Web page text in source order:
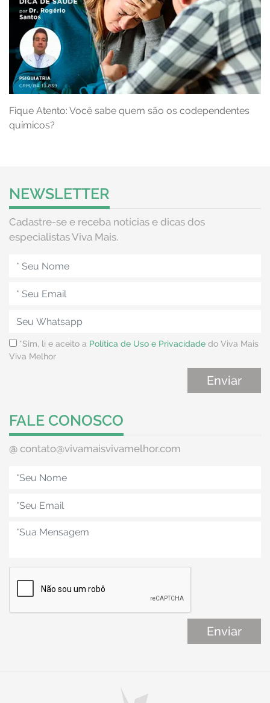
Fique Atento: Você sabe quem são os codependentes
químicos?
NEWSLETTER
Cadastre-se e receba notícias e dicas dos
especialistas Viva Mais.
*Sim, li e aceito a Política de Uso e Privacidade do Viva Mais
Viva Melhor
FALE CONOSCO
@ contato@vivamaisvivamelhor.com